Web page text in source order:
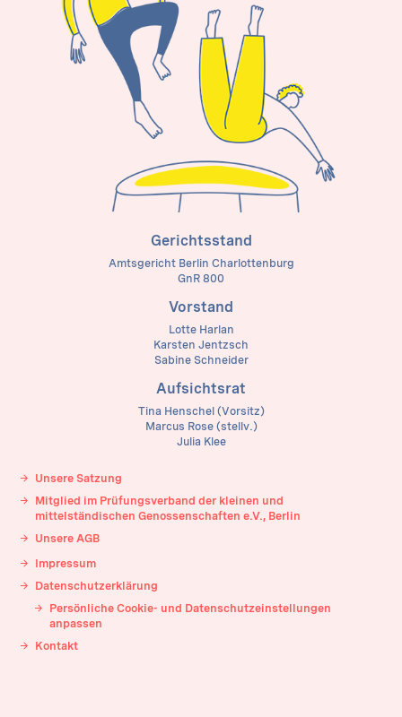
Gerichtsstand
Amtsgericht Berlin Charlottenburg
GnR 800
Vorstand
Lotte Harlan
Karsten Jentzsch
Sabine Schneider
Aufsichtsrat
Tina Henschel (Vorsitz)
Marcus Rose (stellv.)
Julia Klee
Unsere Satzung
Mitglied im Prüfungsverband der kleinen und
mittelständischen Genossenschaften e.V., Berlin
Unsere AGB
Impressum
Datenschutzerklärung
Persönliche Cookie- und Datenschutzeinstellungen
anpassen
Kontakt